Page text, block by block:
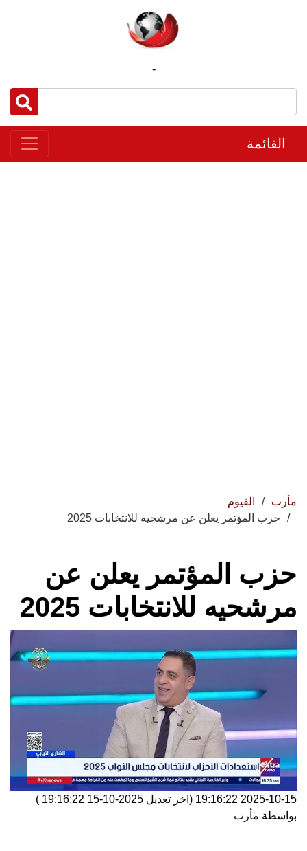
-
القائمة
مأرب
الفيوم
حزب المؤتمر يعلن عن مرشحيه للانتخابات 2025
حزب المؤتمر يعلن عن
مرشحيه للانتخابات 2025
2025-10-15 19:16:22 (اخر تعديل 2025-10-15 19:16:22
)
بواسطة مأرب